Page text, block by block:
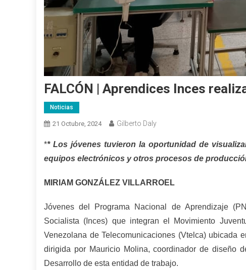
FALCÓN | Aprendices Inces
Noticias
21 Octubre, 2024 Gilberto Daly
** Los jóvenes tuvieron la oportunidad de
equipos electrónicos y otros procesos de
MIRIAM GONZÁLEZ VILLARROEL
Jóvenes del Programa Nacional de Aprendizaje
Socialista (Inces) que integran el Movimiento
Venezolana de Telecomunicaciones (Vtelca) ubicada
dirigida por Mauricio Molina, coordinador de diseño
Desarrollo de esta entidad de trabajo.